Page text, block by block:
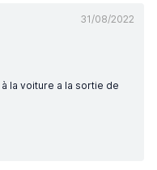
31/08/2022
la voiture a la sortie de